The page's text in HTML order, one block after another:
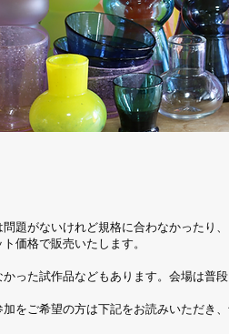
題がないけれど規格に合わなかったり、
価格で販売いたします。
った試作品などもあります。会場は普
をご希望の方は下記をお読みいただき